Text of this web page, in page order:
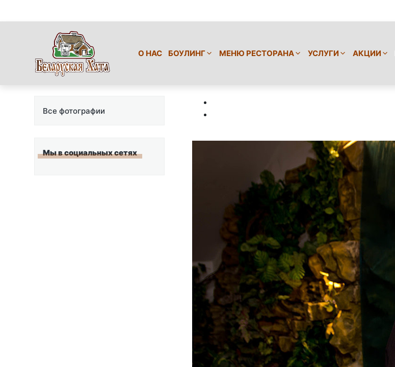
О НАС БОУЛИНГ МЕНЮ РЕСТОРАНА УСЛУГИ АКЦИИ
Все фотографии
Мы в социальных сетях